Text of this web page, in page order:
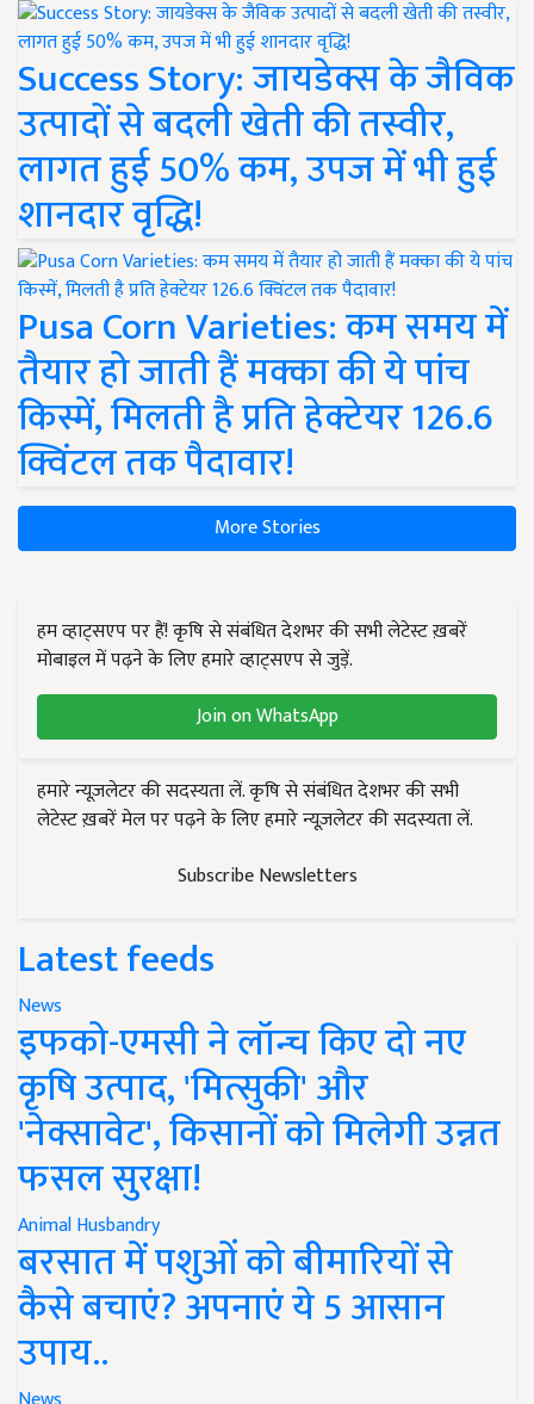
Success Story: जायडेक्स के जैविक
उत्पादों से बदली खेती की तस्वीर,
लागत हुई 50% कम, उपज में भी हुई
शानदार वृद्धि!
Pusa Corn Varieties: कम समय में
तैयार हो जाती हैं मक्का की ये पांच
किस्में, मिलती है प्रति हेक्टेयर 126.6
क्विंटल तक पैदावार!
More Stories
हम व्हाट्सएप पर हैं! कृषि से संबंधित देशभर की सभी लेटेस्ट ख़बरें
मोबाइल में पढ़ने के लिए हमारे व्हाट्सएप से जुड़ें.
Join on WhatsApp
हमारे न्यूज़लेटर की सदस्यता लें. कृषि से संबंधित देशभर की सभी
लेटेस्ट ख़बरें मेल पर पढ़ने के लिए हमारे न्यूज़लेटर की सदस्यता लें.
Subscribe Newsletters
Latest feeds
News
इफको-एमसी ने लॉन्च किए दो नए
कृषि उत्पाद, 'मित्सुकी' और
'नेक्सावेट', किसानों को मिलेगी उन्नत
फसल सुरक्षा!
Animal Husbandry
बरसात में पशुओं को बीमारियों से
कैसे बचाएं? अपनाएं ये 5 आसान
उपाय..